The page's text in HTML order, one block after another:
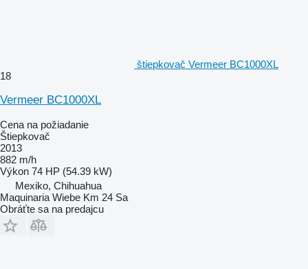
štiepkovač Vermeer BC1000XL
18
Vermeer BC1000XL
Cena na požiadanie
Štiepkovač
2013
882 m/h
Výkon 74 HP (54.39 kW)
Mexiko, Chihuahua
Maquinaria Wiebe Km 24 Sa
Obráťte sa na predajcu